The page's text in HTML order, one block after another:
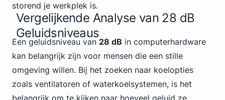
storend je werkplek is.
Vergelijkende Analyse van 28 dB
Geluidsniveaus
Een geluidsniveau van 28 dB in computerhardware
kan belangrijk zijn voor mensen die een stille
omgeving willen. Bij het zoeken naar koelopties
zoals ventilatoren of waterkoelsystemen, is het
belangrijk om te kijken naar hoeveel geluid ze